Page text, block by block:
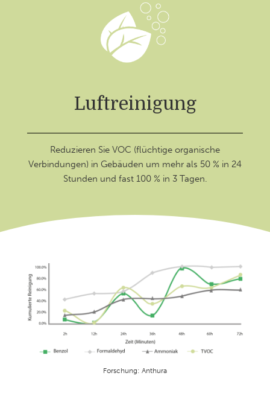
Luftreinigung
Reduzieren Sie VOC (flüchtige organische
Verbindungen) in Gebäuden um mehr als 50 % in 24
Stunden und fast 100 % in 3 Tagen.
Forschung: Anthura